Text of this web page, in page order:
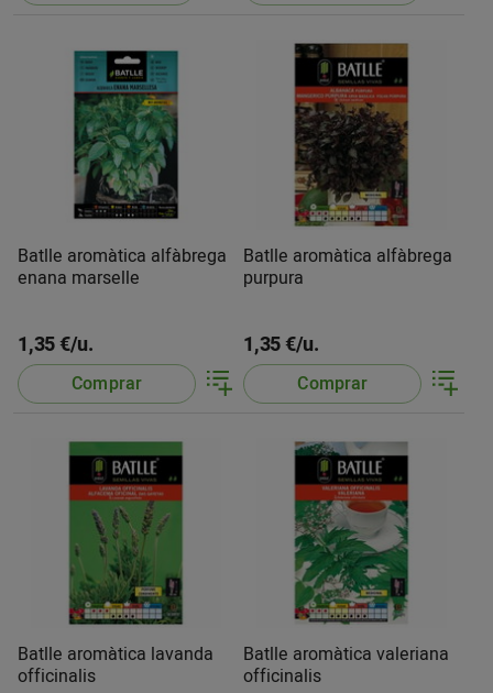
Batlle aromàtica alfàbrega
enana marselle
1,35 €/u.
Comprar
Batlle aromàtica alfàbrega
purpura
1,35 €/u.
Comprar
Batlle aromàtica lavanda
officinalis
Batlle aromàtica valeriana
officinalis